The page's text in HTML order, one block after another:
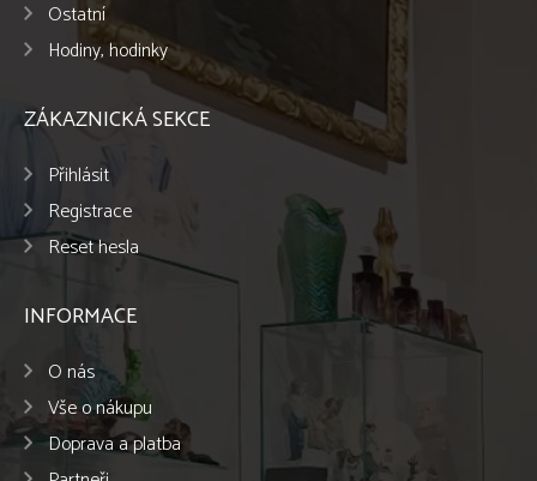
Ostatní
Hodiny, hodinky
ZÁKAZNICKÁ SEKCE
Přihlásit
Registrace
Reset hesla
INFORMACE
O nás
Vše o nákupu
Doprava a platba